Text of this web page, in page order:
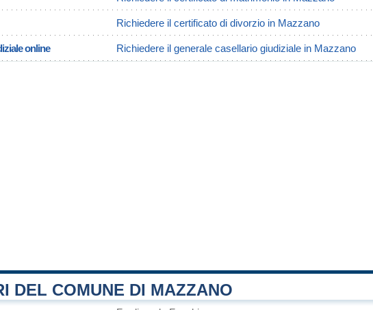
Richiedere il certificato di divorzio in Mazzano
online Richiedere il generale casellario giudiziale in Mazzano
DEL COMUNE DI MAZZANO